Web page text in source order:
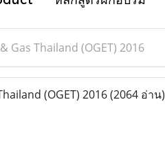
Gas Thailand (OGET) 2016
(OGET) 2016(2064 อ่าน)